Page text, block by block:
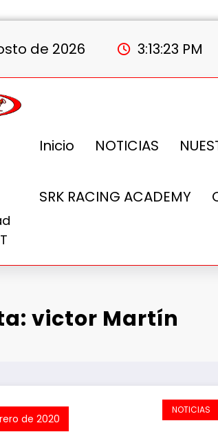
de 2026 3:13:24 PM
Inicio NOTICIAS
SRK RACING ACADEMY
victor Martín
de 2020
NOTICIAS